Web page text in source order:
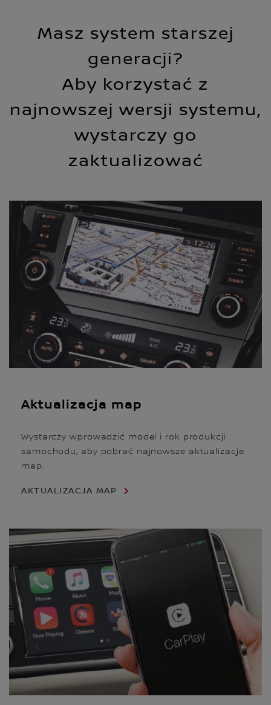
Masz system starszej
generacji?
Aby korzystać z
najnowszej wersji systemu,
wystarczy go
zaktualizować
Aktualizacja map
Wystarczy wprowadzić model i rok produkcji
samochodu, aby pobrać najnowsze aktualizacje
map.
AKTUALIZACJA MAP